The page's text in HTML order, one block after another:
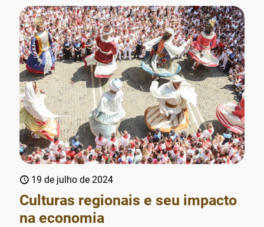
19 de julho de 2024
Culturas regionais e seu impacto
na economia